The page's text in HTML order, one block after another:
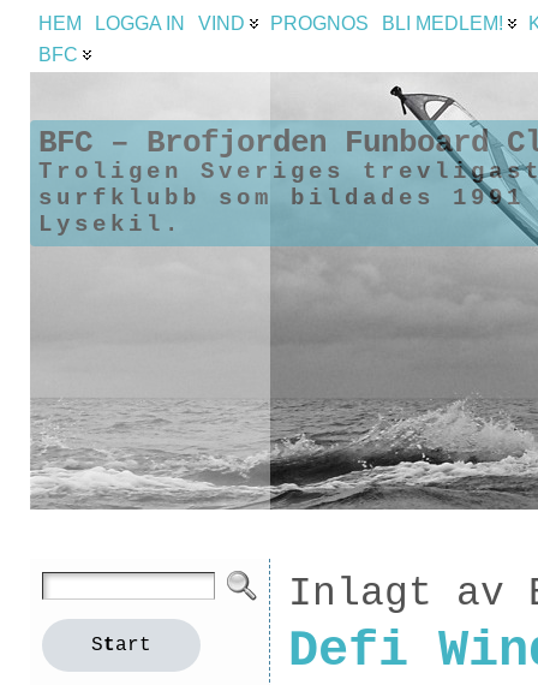
HEM LOGGA IN VIND PROGNOS BLI MEDLEM!
BFC
BFC – Brofjorden Funboard
Troligen Sveriges
surfklubb som bildades
Lysekil.
Start
Inlagt av
Defi